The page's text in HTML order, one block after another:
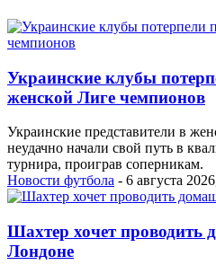
Украинские клубы
женской Лиге чемпионов
Украинские представители в
неудачно начали свой путь в
турнира, проиграв соперникам.
Новости футбола - 6 августа
Шахтер хочет
Лондоне